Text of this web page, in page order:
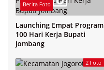
Berita Foto
Launching Empat Program
100 Hari Kerja Bupati
Jombang
2 Foto